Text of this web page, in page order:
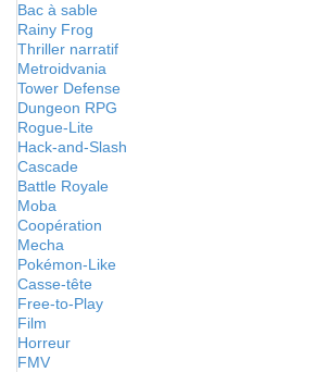
Bac à sable
Rainy Frog
Thriller narratif
Metroidvania
Tower Defense
Dungeon RPG
Rogue-Lite
Hack-and-Slash
Cascade
Battle Royale
Moba
Coopération
Mecha
Pokémon-Like
Casse-tête
Free-to-Play
Film
Horreur
FMV